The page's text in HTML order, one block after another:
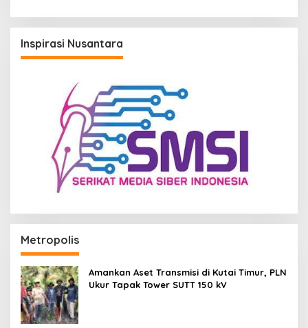
Inspirasi Nusantara
Metropolis
Amankan Aset Transmisi di Kutai Timur, PLN
Ukur Tapak Tower SUTT 150 kV